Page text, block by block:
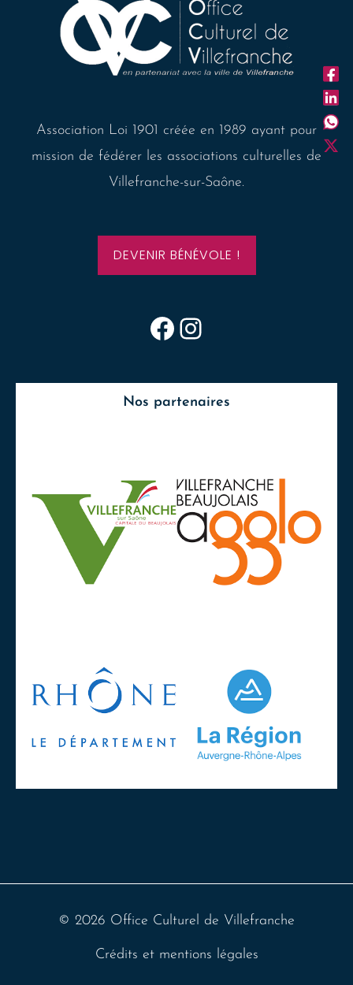
Association Loi 1901 créée en 1989 ayant pour
mission de fédérer les associations culturelles de
Villefranche-sur-Saône.
DEVENIR BÉNÉVOLE !
Page Facebook de l'OCVPage Instagram de l'OCV
Nos partenaires
© 2026 Office Culturel de Villefranche
Crédits et mentions légales